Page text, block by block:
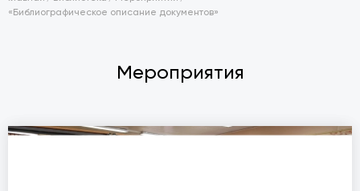
«Библиографическое описание документов»
Мероприятия